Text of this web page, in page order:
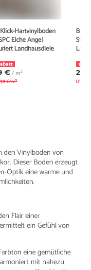
Hartvinylboden
Eiche Angel
Landhausdiele
€/ m²
€/m²
Step
15%
UVP
den Vinylboden von
Dieser Boden erzeugt
Optik eine warme und
Flair einer
ein Gefühl von
eine gemütliche
mit nahezu